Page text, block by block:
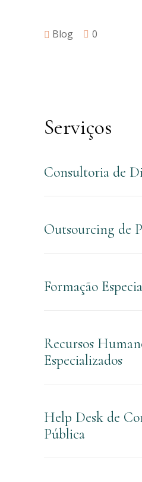
Blog 0
Serviços
Consultoria de
Outsourcing de
Formação
Recursos
Especializados
Help Desk de
Pública